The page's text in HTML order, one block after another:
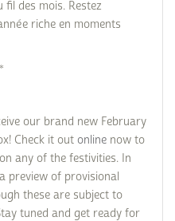
des mois. Restez
riche en moments
our brand new February
Check it out online now to
any of the festivities. In
preview of provisional
these are subject to
tuned and get ready for